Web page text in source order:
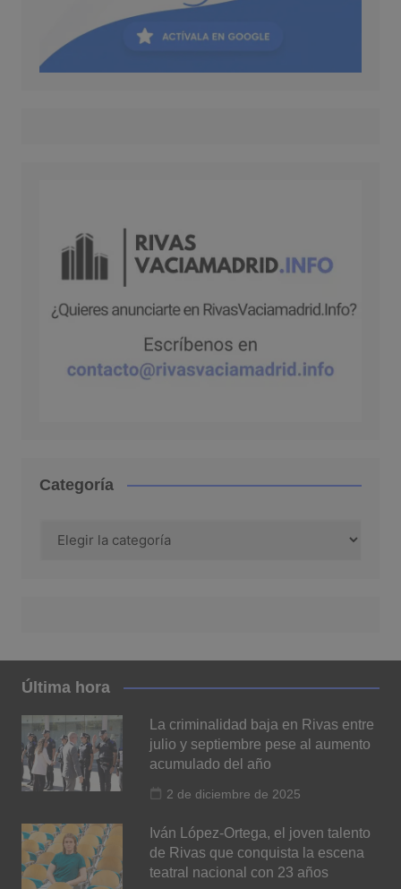
Categoría
Última hora
La criminalidad baja en Rivas entre
julio y septiembre pese al aumento
acumulado del año
2 de diciembre de 2025
Iván López-Ortega, el joven talento
de Rivas que conquista la escena
teatral nacional con 23 años